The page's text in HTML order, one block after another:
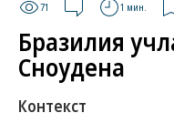
71 1 мин.
Бразилия
Сноудена
Контекст